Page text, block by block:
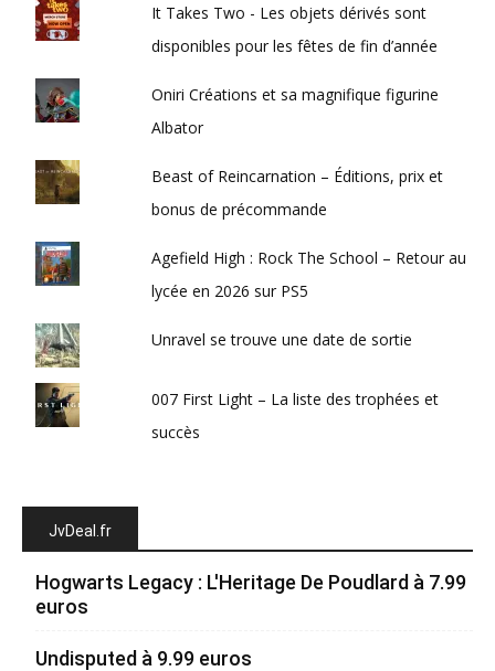
It Takes Two - Les objets dérivés sont
disponibles pour les fêtes de fin d’année
Oniri Créations et sa magnifique figurine
Albator
Beast of Reincarnation – Éditions, prix et
bonus de précommande
Agefield High : Rock The School – Retour au
lycée en 2026 sur PS5
Unravel se trouve une date de sortie
007 First Light – La liste des trophées et
succès
JvDeal.fr
Hogwarts Legacy : L'Heritage De Poudlard à 7.99
euros
Undisputed à 9.99 euros